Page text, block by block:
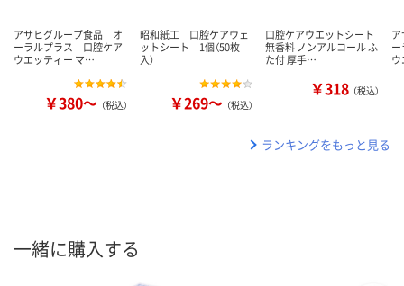
アサヒグループ食品 オ
ーラルプラス 口腔ケア
ウエッティー マ…
￥380～ （税込）
昭和紙工 口腔ケアウェ
ットシート 1個（50枚
入）
￥269～ （税込）
口腔ケアウエットシート
無香料 ノンアルコール ふ
た付 厚手…
￥318 （税込）
ランキングをもっと見る
一緒に購入する